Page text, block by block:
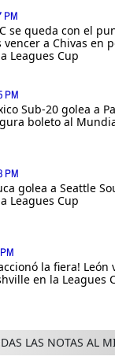
PM
se queda con el
vencer a Chivas en
Leagues Cup
PM
Sub-20 golea a
boleto al
PM
golea a Seattle
Leagues Cup
la fiera! León
en la Leagues
LAS NOTAS AL